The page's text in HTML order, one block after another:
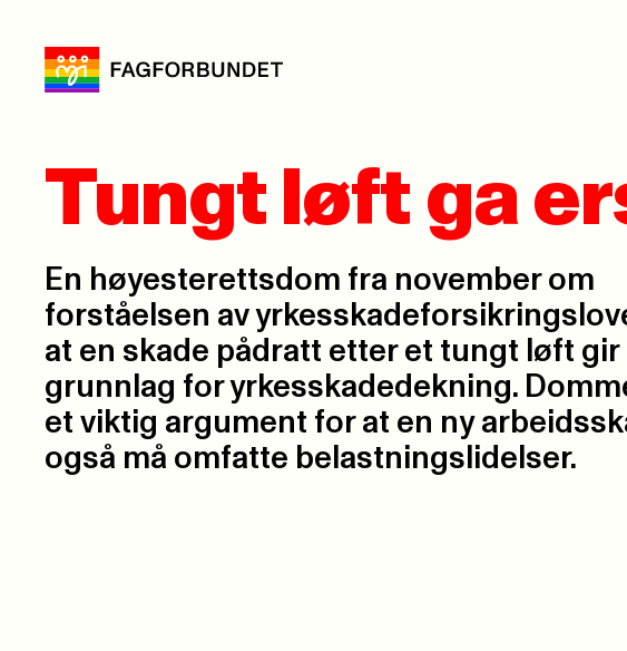
Tungt løft ga
En høyesterettsdom fra november om
forståelsen av
at en skade pådratt etter et tungt løft gir
grunnlag for yrkesskadedekning.
et viktig argument for at en ny
også må omfatte belastningslidelser.